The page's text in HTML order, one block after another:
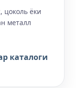
цоколь ёки
металл
каталоги